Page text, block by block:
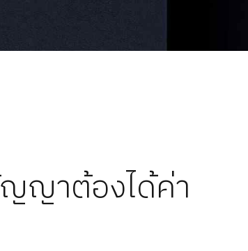
ญาต้องได้ค่า